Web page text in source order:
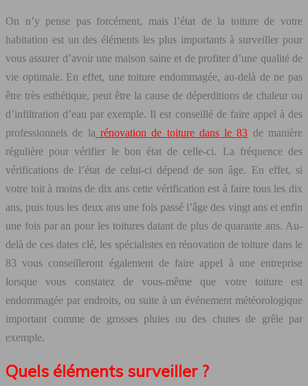
On n’y pense pas forcément, mais l’état de la toiture de votre
habitation est un des éléments les plus importants à surveiller pour
vous assurer d’avoir une maison saine et de profiter d’une qualité de
vie optimale. En effet, une toiture endommagée, au-delà de ne pas
être très esthétique, peut être la cause de déperditions de chaleur ou
d’infiltration d’eau par exemple. Il est conseillé de faire appel à des
professionnels de la rénovation de toiture dans le 83 de manière
régulière pour vérifier le bon état de celle-ci. La fréquence des
vérifications de l’état de celui-ci dépend de son âge. En effet, si
votre toit à moins de dix ans cette vérification est à faire tous les dix
ans, puis tous les deux ans une fois passé l’âge des vingt ans et enfin
une fois par an pour les toitures datant de plus de quarante ans. Au-
delà de ces dates clé, les spécialistes en rénovation de toiture dans le
83 vous conseilleront également de faire appel à une entreprise
lorsque vous constatez de vous-même que votre toiture est
endommagée par endroits, ou suite à un événement météorologique
important comme de grosses pluies ou des chutes de grêle par
exemple.
Quels éléments surveiller ?